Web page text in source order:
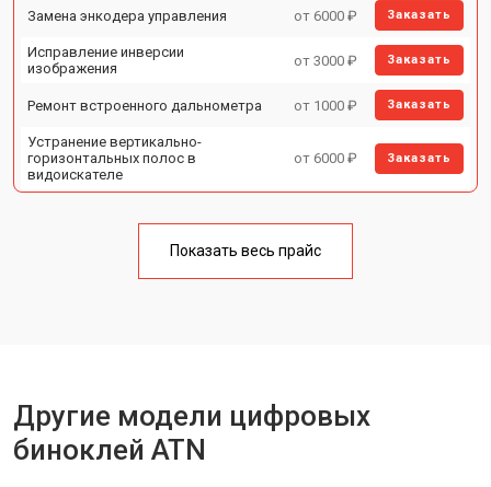
Замена энкодера управления от 6000 ₽ Заказать
Исправление инверсии
изображения
от 3000 ₽ Заказать
Ремонт встроенного дальнометра от 1000 ₽ Заказать
Устранение вертикально-
горизонтальных полос в
видоискателе
от 6000 ₽ Заказать
Замена объективов с улучшением
от 1500 ₽
Ремонт цепи питания
Показать весь прайс
Другие модели цифровых
биноклей ATN